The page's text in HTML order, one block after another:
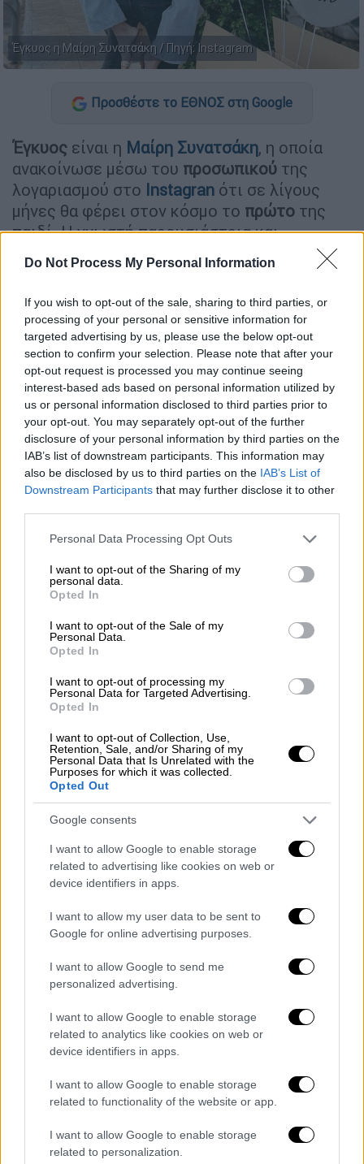
Do Not Process My Personal Information
If you wish to opt-out of the sale, sharing to third parties, or
processing of your personal or sensitive information for
targeted advertising by us, please use the below opt-out
section to confirm your selection. Please note that after your
opt-out request is processed you may continue seeing
interest-based ads based on personal information utilized by
us or personal information disclosed to third parties prior to
your opt-out. You may separately opt-out of the further
disclosure of your personal information by third parties on the
IAB’s list of downstream participants. This information may
also be disclosed by us to third parties on the IAB’s List of
Downstream Participants that may further disclose it to other
Please note that this website/app uses one or more Google
not limited to your visit or usage behaviour. You may click to
grant or deny consent to Google and its third-party tags to
use your data for below specified purposes in below Google
consent section.
Personal Data Processing Opt Outs
I want to opt-out of the Sharing of my
personal data.
Opted In
I want to opt-out of the Sale of my
Personal Data.
Opted In
I want to opt-out of processing my
Personal Data for Targeted Advertising.
Opted In
I want to opt-out of Collection, Use,
Retention, Sale, and/or Sharing of my
Personal Data that Is Unrelated with the
Purposes for which it was collected.
Opted Out
Google consents
I want to allow Google to enable storage
related to advertising like cookies on web or
device identifiers in apps.
I want to allow my user data to be sent to
Google for online advertising purposes.
I want to allow Google to send me
personalized advertising.
I want to allow Google to enable storage
related to analytics like cookies on web or
device identifiers in apps.
I want to allow Google to enable storage
related to functionality of the website or app.
I want to allow Google to enable storage
related to personalization.
Έγκυος η Μαίρη Συνατσάκη / Πηγή: Instagram
Προσθέστε το ΕΘΝΟΣ στη Google
Έγκυος είναι η Μαίρη Συνατσάκη, η οποία
ανακοίνωσε μέσω του προσωπικού της
λογαριασμού στο Instagran ότι σε λίγους
μήνες θα φέρει στον κόσμο το πρώτο της
παιδί. Η γνωστή παρουσιάστρια και
influencer
πλέει σε πελάγη ευτυχίας
μαζί με
τον αγαπημένο της,Ίαν Στρατή.
«Μια καινούργια ψυχή ετοιμάζεται να
ταξιδέψει στη γη κι ακόμη προσπαθώ να
εκφράσω την ευγνωμοσύνη μουπου διάλεξε
εμάς για γονείς της. Το πόσο ήθελα να
συμβεί αυτό στην ζωή μας, το κρατούσα σε
κάτι βαθιές μυστικές σκέψεις από αυτές
που σε φοβίζουν να τις πεις δυνατά. Ίσως γι
αυτό περιμέναμε τόσους μήνες για να το
μοιραστούμε. Τώρα που το κάνουμεδεν
κρύβεται πια.Το ξέρω πως μεταφράζατε την
σχετική απουσία μου από εδώ σαν κάτι κακό
και με συγκινούσαν πολύ τα μηνύματα που
έκρυβαν και ενδιαφέρον και αγωνία και
συμπαράσταση, αλλά ήταν αρκετά δύσκολοι
οι πρώτοι μήνες κι εγώ είμαι αρκετά
δύσκολη στο να βροντοφωνάζω την χαρά
Τα άγχη μου και οι αγωνίες μου δεν
έχετε μια καλή προστατευτική σκέψη για
εμάς, σας ευχαριστώ ήδη από τα βάθη της
καρδιάς μου. Την δική μου καλή
προστατευτική σκέψη εγώ, θέλω να την
στείλω σε εσένα που βλέπεις άλλη μια
ανακοίνωση εγκυμοσύνης στο ινσταγκραμ
και θέλεις πολύ να χαρείς αλλά υπάρχει ένα
αγκάθι μέσα σου που σε τρυπάει πιο ύπουλα
από την χαρά του άλλου.Σε νιώθω. Και σε
καταλαβαίνω. Σέβομαι τον αγώνα σου, τις
επιθυμία σου, την επιμονή σου και την
υπομονή σου. Ο δρόμος για να γίνεις μάνα
δεν είναι μόνο ένας… και θα τα καταφέρεις!»,
έγραψε ηΜαίρη Συνατσάκη
με την ανάρτηση να δεκάδες χιλιάδες likes
σε λίγα λεπτά.